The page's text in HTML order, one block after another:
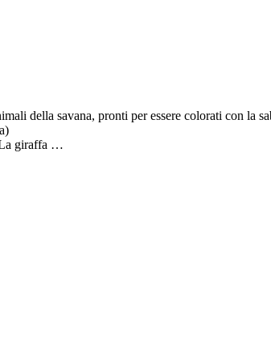
giraffa
un messaggio o quadretti da appendere
libero di colorare scegliendo le tinte che